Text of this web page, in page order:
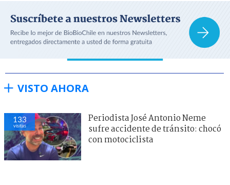
VISTO AHORA
133
visitas
Periodista José Antonio Neme
sufre accidente de tránsito: chocó
con motociclista